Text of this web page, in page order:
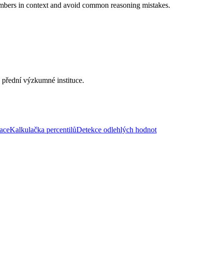
in context and avoid common reasoning mistakes.
výzkumné instituce.
Kalkulačka percentilůDetekce odlehlých hodnot